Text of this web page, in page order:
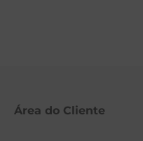
Área do Cliente